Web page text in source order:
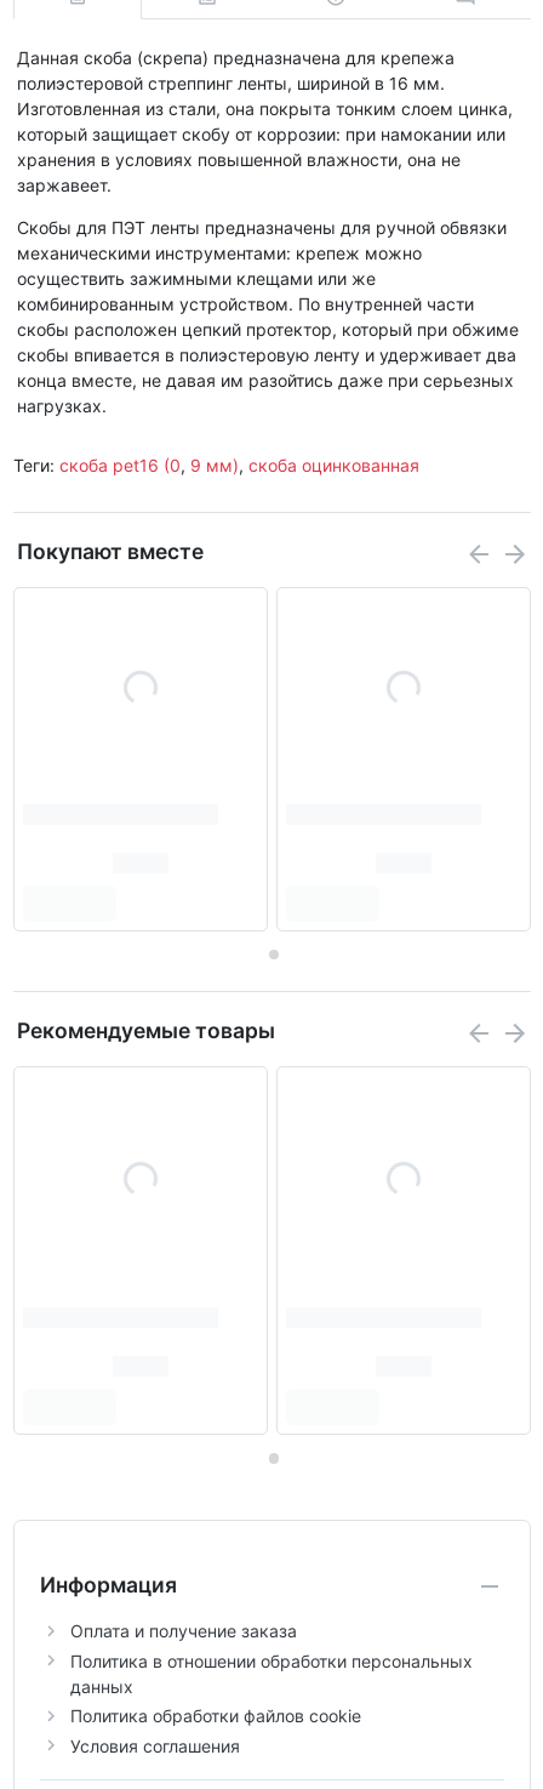
Данная скоба (скрепа) предназначена для крепежа
полиэстеровой стреппинг ленты, шириной в 16 мм.
Изготовленная из стали, она покрыта тонким слоем цинка,
который защищает скобу от коррозии: при намокании или
хранения в условиях повышенной влажности, она не
заржавеет.
Скобы для ПЭТ ленты предназначены для ручной обвязки
механическими инструментами: крепеж можно
осуществить зажимными клещами или же
комбинированным устройством. По внутренней части
скобы расположен цепкий протектор, который при обжиме
скобы впивается в полиэстеровую ленту и удерживает два
конца вместе, не давая им разойтись даже при серьезных
нагрузках.
Теги: скоба pet16 (0, 9 мм), скоба оцинкованная
Покупают вместе
Рекомендуемые товары
Информация
Оплата и получение заказа
Политика в отношении обработки персональных
данных
Политика обработки файлов cookie
Условия соглашения